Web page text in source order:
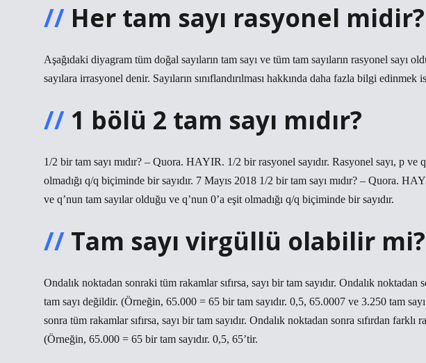
Her tam sayı rasyonel midir?
Aşağıdaki diyagram tüm doğal sayıların tam sayı ve tüm tam sayıların rasyonel sayı
sayılara irrasyonel denir. Sayıların sınıflandırılması hakkında daha fazla bilgi edinmek
1 bölü 2 tam sayı mıdır?
1/2 bir tam sayı mıdır? – Quora. HAYIR. 1/2 bir rasyonel sayıdır. Rasyonel sayı, p ve
olmadığı q/q biçiminde bir sayıdır. 7 Mayıs 2018 1/2 bir tam sayı mıdır? – Quora.
ve q’nun tam sayılar olduğu ve q’nun 0’a eşit olmadığı q/q biçiminde bir sayıdır.
Tam sayı virgüllü olabilir mi?
Ondalık noktadan sonraki tüm rakamlar sıfırsa, sayı bir tam sayıdır. Ondalık noktadan
tam sayı değildir. (Örneğin, 65.000 = 65 bir tam sayıdır. 0,5, 65.0007 ve 3.250 tam
sonra tüm rakamlar sıfırsa, sayı bir tam sayıdır. Ondalık noktadan sonra sıfırdan farklı
(Örneğin, 65.000 = 65 bir tam sayıdır. 0,5, 65’tir.